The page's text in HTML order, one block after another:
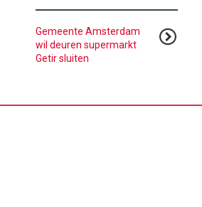
Gemeente Amsterdam
wil deuren supermarkt
Getir sluiten